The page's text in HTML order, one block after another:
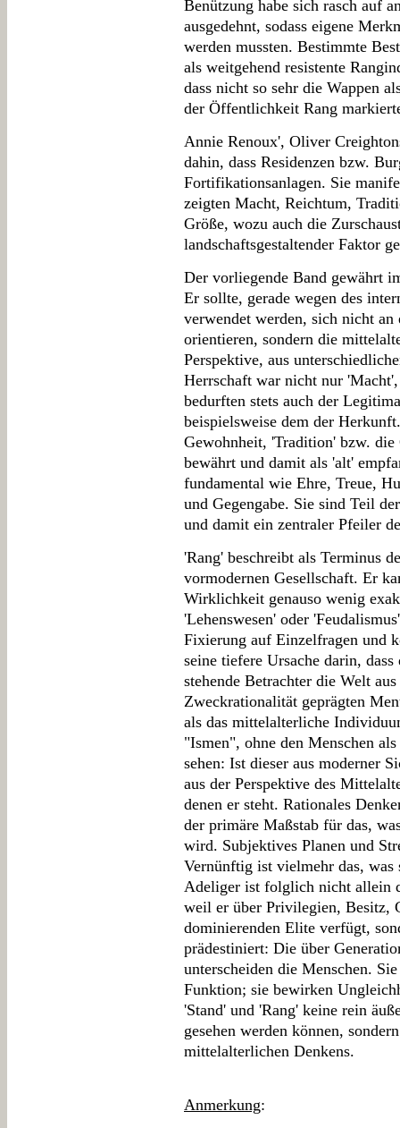
Benützung habe sich rasch auf
ausgedehnt, sodass eigene
werden mussten. Bestimmte
als weitgehend resistente
dass nicht so sehr die Wappen
der Öffentlichkeit Rang
Annie Renoux', Oliver
dahin, dass Residenzen bzw.
Fortifikationsanlagen. Sie
zeigten Macht, Reichtum,
Größe, wozu auch die
landschaftsgestaltender Faktor
Der vorliegende Band gewährt
Er sollte, gerade wegen des
verwendet werden, sich nicht
orientieren, sondern die
Perspektive, aus
Herrschaft war nicht nur
bedurften stets auch der
beispielsweise dem der
Gewohnheit, 'Tradition' bzw.
bewährt und damit als 'alt'
fundamental wie Ehre, Treue,
und Gegengabe. Sie sind Teil
und damit ein zentraler Pfeiler
'Rang' beschreibt als Terminus
vormodernen Gesellschaft. Er
Wirklichkeit genauso wenig
'Lehenswesen' oder
Fixierung auf Einzelfragen und
seine tiefere Ursache darin,
stehende Betrachter die Welt
Zweckrationalität geprägten
als das mittelalterliche
"Ismen", ohne den Menschen
sehen: Ist dieser aus moderner
aus der Perspektive des
denen er steht. Rationales
der primäre Maßstab für das,
wird. Subjektives Planen und
Vernünftig ist vielmehr das,
Adeliger ist folglich nicht allein
weil er über Privilegien, Besitz,
dominierenden Elite verfügt,
prädestiniert: Die über
unterscheiden die Menschen.
Funktion; sie bewirken
'Stand' und 'Rang' keine rein
gesehen werden können,
mittelalterlichen Denkens.
Anmerkung: